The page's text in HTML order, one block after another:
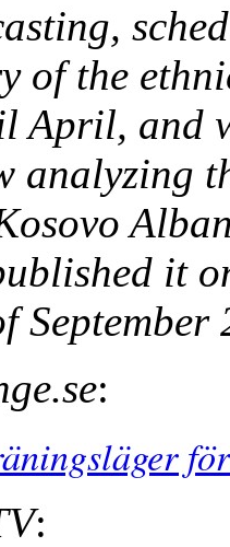
of the
April, and
analyzing
it
September
:
: